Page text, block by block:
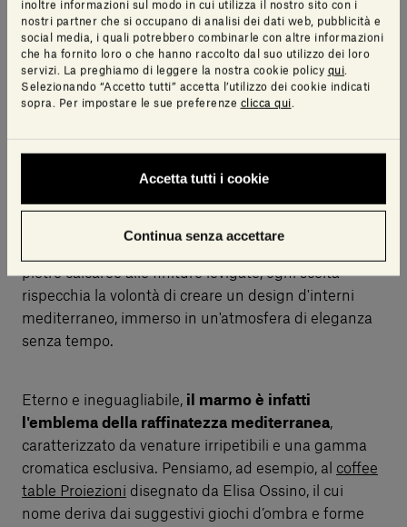
inoltre informazioni sul modo in cui utilizza il nostro sito con i
nostri partner che si occupano di analisi dei dati web, pubblicità e
social media, i quali potrebbero combinarle con altre informazioni
che ha fornito loro o che hanno raccolto dal suo utilizzo dei loro
servizi. La preghiamo di leggere la nostra cookie policy qui
Selezionando “Accetto tutti” accetta l’utilizzo dei cookie indicati
sopra. Per impostare le sue preferenze clicca qui
Accetta tutti i cookie
Continua senza accettare
materiali utilizzati.
I materiali naturali, quali il legno e il marmo, ricchi
di storia e di tradizioni, riflettono questa essenza,
unendo la naturalezza e l'eleganza in una perfetta
armonia.
Utilizzare la pietra naturale significa quindi dare
pietre calcaree alle finiture levigate, ogni scelta
rispecchia la volontà di creare un design d'interni
mediterraneo, immerso in un'atmosfera di eleganza
senza tempo.
Eterno e ineguagliabile, il marmo è infatti
l'emblema della raffinatezza mediterranea,
caratterizzato da venature irripetibili e una gamma
cromatica esclusiva. Pensiamo, ad esempio, al coffee
table Proiezioni disegnato da Elisa Ossino, il cui
nome deriva dai suggestivi giochi d’ombra e forme